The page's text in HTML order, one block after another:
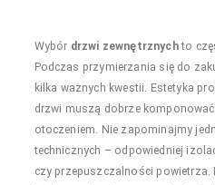
Wybór drzwi zewnętrznychto
Podczas przymierzania się do
kilka ważnych kwestii. Estetyka
drzwi muszą dobrze
otoczeniem. Nie zapominajmy
technicznych – odpowiedniej
czy przepuszczalności powietrza.